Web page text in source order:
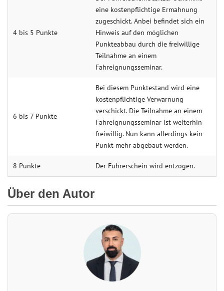
4 bis 5 Punkte
eine kostenpflichtige Ermahnung
zugeschickt. Anbei befindet sich ein
Hinweis auf den möglichen
Punkteabbau durch die freiwillige
Teilnahme an einem
Fahreignungsseminar.
6 bis 7 Punkte
Bei diesem Punktestand wird eine
kostenpflichtige Verwarnung
verschickt. Die Teilnahme an einem
Fahreignungsseminar ist weiterhin
freiwillig. Nun kann allerdings kein
Punkt mehr abgebaut werden.
8 Punkte Der Führerschein wird entzogen.
Über den Autor